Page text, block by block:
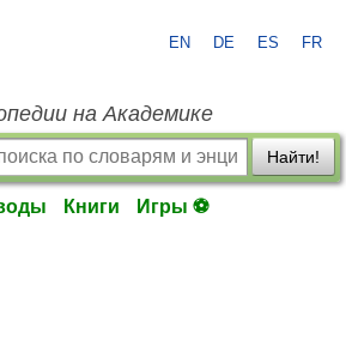
EN DE ES FR
на Академике
Найти!
Книги Игры ⚽